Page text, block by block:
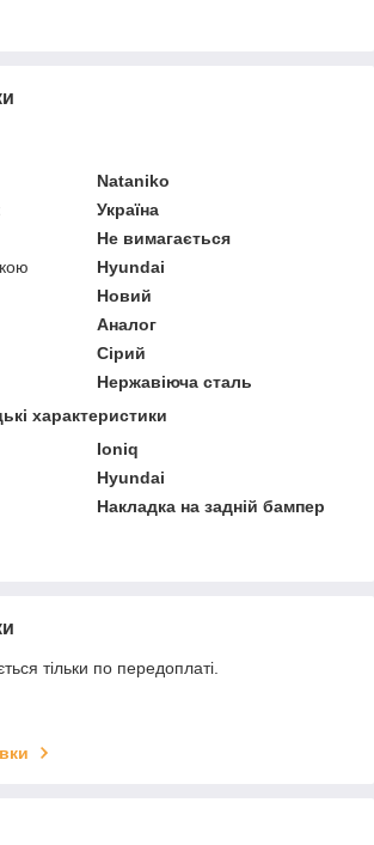
Nataniko
Україна
Не вимагається
Hyundai
Новий
Аналог
Сірий
Нержавіюча сталь
характеристики
Ioniq
Hyundai
Накладка на задній бампер
тільки по передоплаті.